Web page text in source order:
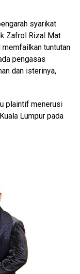
syarikat
Zafrol Rizal Mat
tuntutan
pengasas
dan isterinya,
plaintif menerusi
Lumpur pada